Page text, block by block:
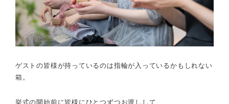
ゲストの皆様が持っているのは指輪が入っているかもしれない
箱。
挙式の開始前に皆様にひとつずつお渡しして、